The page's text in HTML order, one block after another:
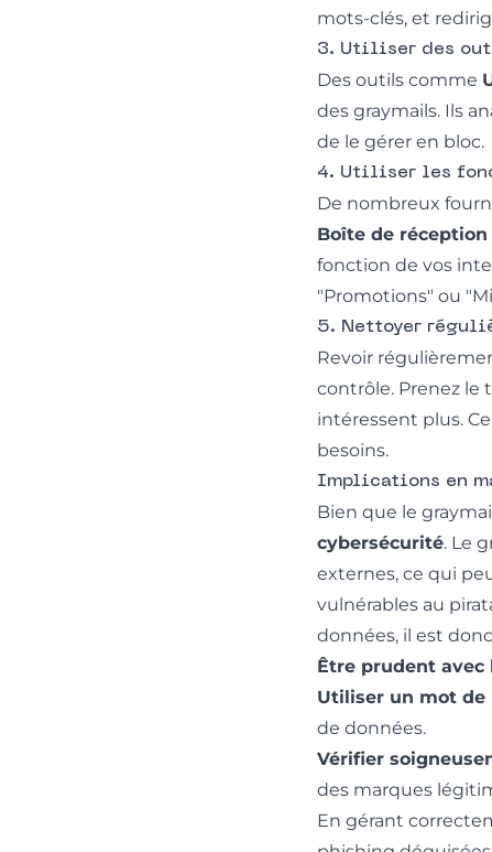
mots-clés, et
3. Utiliser des
Des outils comme
des graymails. Ils
de le gérer en bloc.
4. Utiliser les
De nombreux
Boîte de
fonction de vos
"Promotions" ou
5. Nettoyer
Revoir
contrôle. Prenez le
intéressent plus.
besoins.
Implications en
Bien que le
cybersécurité. Le
externes, ce qui
vulnérables au
données, il est
Être prudent avec
Utiliser un mot de
de données.
Vérifier
des marques
En gérant